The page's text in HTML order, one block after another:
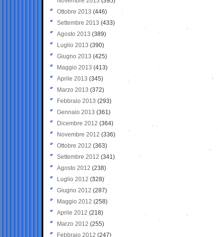
Ottobre 2013 (446)
Settembre 2013 (433)
Agosto 2013 (389)
Luglio 2013 (390)
Giugno 2013 (425)
Maggio 2013 (413)
Aprile 2013 (345)
Marzo 2013 (372)
Febbraio 2013 (293)
Gennaio 2013 (361)
Dicembre 2012 (364)
Novembre 2012 (336)
Ottobre 2012 (363)
Settembre 2012 (341)
Agosto 2012 (238)
Luglio 2012 (328)
Giugno 2012 (287)
Maggio 2012 (258)
Aprile 2012 (218)
Marzo 2012 (255)
Febbraio 2012 (247)